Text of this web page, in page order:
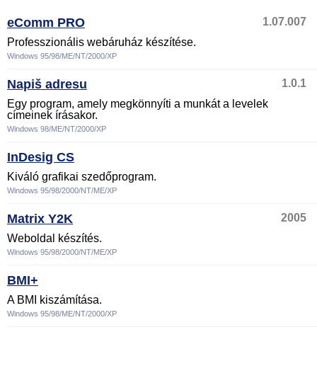
eComm PRO
1.07.007
Professzionális webáruház készítése.
Windows 95/98/ME/NT/2000/XP
Napiš adresu
1.0.1
Egy program, amely megkönnyíti a munkát a levelek
címeinek írásakor.
Windows 98/ME/NT/2000/XP
InDesig CS
Kiváló grafikai szedőprogram.
Windows 95/98/2000/NT/ME/XP
Matrix Y2K
2005
Weboldal készítés.
Windows 95/98/2000/NT/ME/XP
BMI+
A BMI kiszámítása.
Windows 95/98/ME/NT/2000/XP